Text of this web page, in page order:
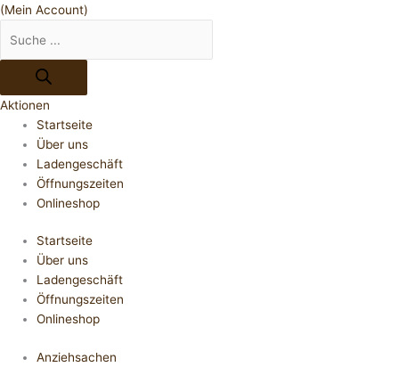
(Mein Account)
Aktionen
Startseite
Über uns
Ladengeschäft
Öffnungszeiten
Onlineshop
Startseite
Über uns
Ladengeschäft
Öffnungszeiten
Onlineshop
Anziehsachen